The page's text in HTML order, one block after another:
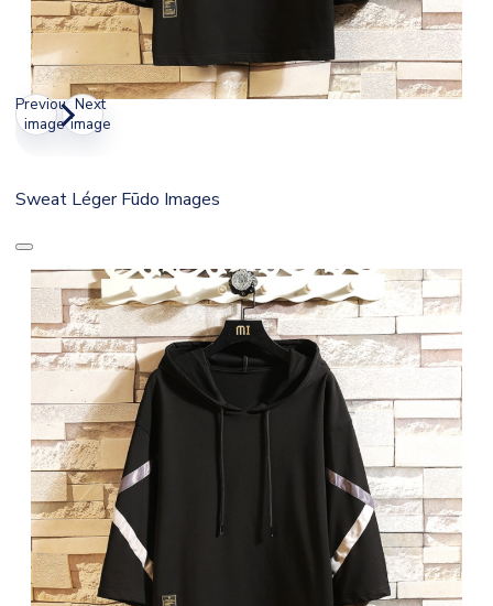
Previous
image
Next
image
Sweat Léger Fūdo Images